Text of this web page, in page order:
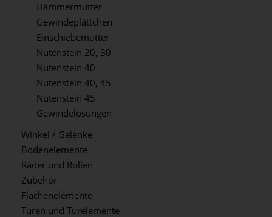
Hammermutter
Gewindeplättchen
Einschiebemutter
Nutenstein 20, 30
Nutenstein 40
Nutenstein 40, 45
Nutenstein 45
Gewindelösungen
Winkel / Gelenke
Bodenelemente
Räder und Rollen
Zubehör
Flächenelemente
Türen und Türelemente